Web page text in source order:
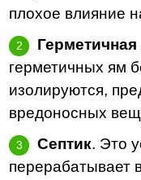
плохое влияние
герметичных ям
изолируются,
вредоносных
Септик. Это
перерабатывает